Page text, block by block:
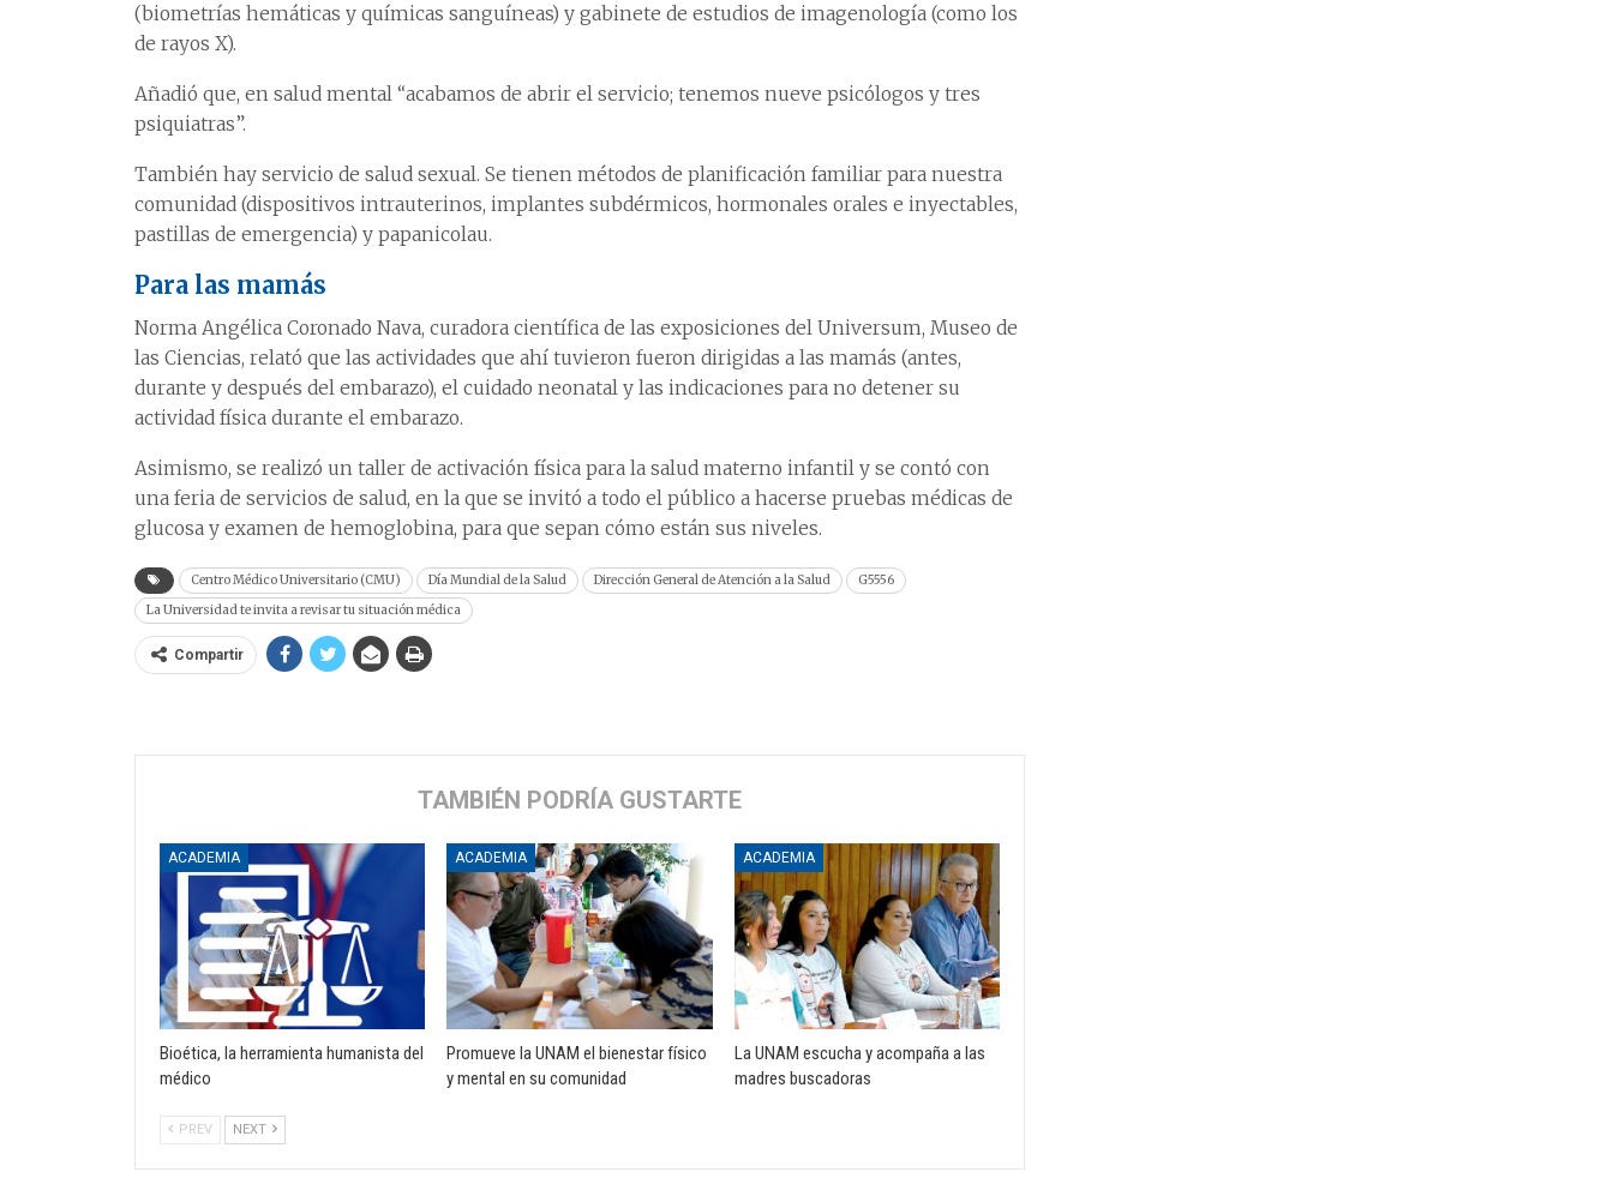
(biometrías hemáticas y químicas sanguíneas) y gabinete de estudios de imagenología (como los
de rayos X).
Añadió que, en salud mental “acabamos de abrir el servicio; tenemos nueve psicólogos y tres
psiquiatras”.
También hay servicio de salud sexual. Se tienen métodos de planificación familiar para nuestra
comunidad (dispositivos intrauterinos, implantes subdérmicos, hormonales orales e inyectables,
pastillas de emergencia) y papanicolau.
Para las mamás
Norma Angélica Coronado Nava, curadora científica de las exposiciones del Universum, Museo de
las Ciencias, relató que las actividades que ahí tuvieron fueron dirigidas a las mamás (antes,
durante y después del embarazo), el cuidado neonatal y las indicaciones para no detener su
actividad física durante el embarazo.
Asimismo, se realizó un taller de activación física para la salud materno infantil y se contó con
una feria de servicios de salud, en la que se invitó a todo el público a hacerse pruebas médicas de
glucosa y examen de hemoglobina, para que sepan cómo están sus niveles.
Centro Médico Universitario (CMU) Día Mundial de la Salud Dirección General de Atención a la Salud
G5556
La Universidad te invita a revisar tu situación médica
Compartir
TAMBIÉN PODRÍA GUSTARTE
ACADEMIA
Bioética, la herramienta humanista del
médico
ACADEMIA
Promueve la UNAM el bienestar físico
y mental en su comunidad
ACADEMIA
La UNAM escucha y acompaña a las
madres buscadoras
PREV NEXT